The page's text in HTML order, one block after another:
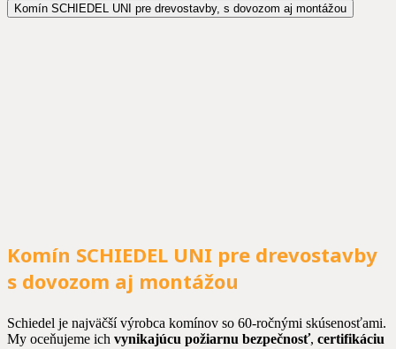
Komín SCHIEDEL UNI pre drevostavby, s dovozom aj montážou
Komín SCHIEDEL UNI pre drevostavby
s dovozom aj montážou
Schiedel je najväčší výrobca komínov so 60-ročnými skúsenosťami.
My oceňujeme ich vynikajúcu požiarnu bezpečnosť, certifikáciu